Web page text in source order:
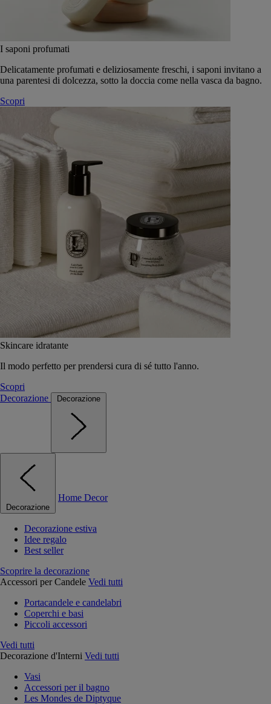
I saponi profumati
Delicatamente profumati e deliziosamente freschi, i saponi invitano a
una parentesi di dolcezza, sotto la doccia come nella vasca da bagno.
Scopri
Skincare idratante
Il modo perfetto per prendersi cura di sé tutto l'anno.
Scopri
Decorazione
Decorazione
Decorazione
Home Decor
Decorazione estiva
Idee regalo
Best seller
Scoprire la decorazione
Accessori per Candele Vedi tutti
Portacandele e candelabri
Coperchi e basi
Piccoli accessori
Vedi tutti
Decorazione d'Interni Vedi tutti
Vasi
Accessori per il bagno
Les Mondes de Diptyque